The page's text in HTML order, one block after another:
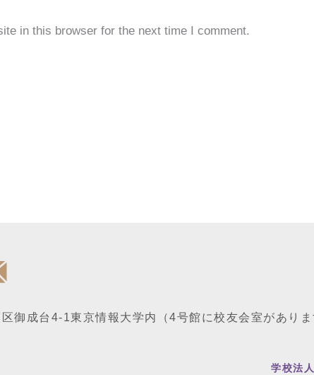
in this browser for the next time I comment.
御成台4-1東京情報大学内 （4号館に校友会室があり
学校法